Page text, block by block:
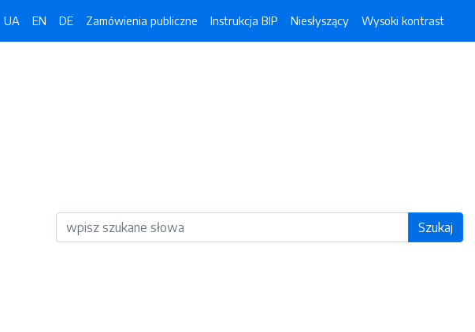
UA EN DE Zamówienia publiczne Instrukcja BIP Niesłyszący Wysoki kontrast
Wyszukiwarka Szukaj